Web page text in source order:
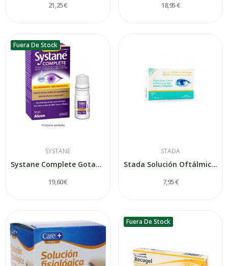
21,25 € 18,95 €
Fuera De Stock
SYSTANE
Systane Complete Gotas Oftálmicas Lubricantes...
19,60 €
STADA
Stada Solución Oftálmica Hidratante 0.2...
7,95 €
Fuera De Stock